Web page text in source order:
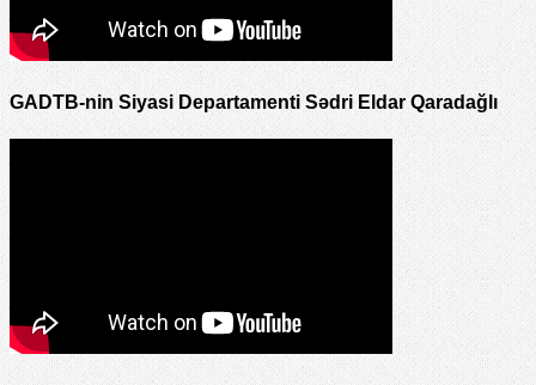
GADTB-nin Siyasi Departamenti Sədri Eldar Qaradağlı